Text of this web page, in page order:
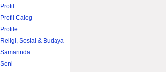
Profil
Profil Calog
Profile
Religi, Sosial & Budaya
Samarinda
Seni